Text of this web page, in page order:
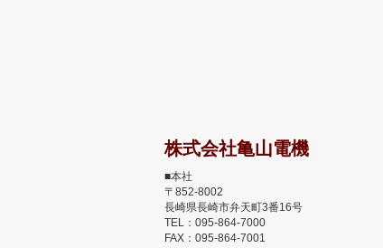
株式会社亀山電機
■本社
〒852-8002
長崎県長崎市弁天町3番16号
TEL：095-864-7000
FAX：095-864-7001